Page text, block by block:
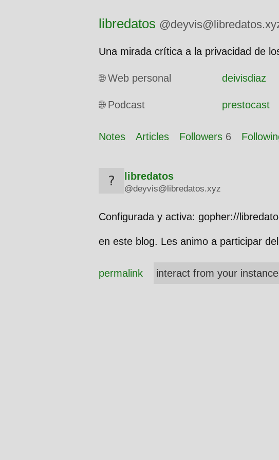
libredatos
Una mirada crítica a la privacidad de
🌐 Web personal deivisdiaz
🌐 Podcast prestocast
Notes Articles Followers 6
libredatos
@deyvis@libredatos.xyz
Configurada y activa: gopher://
en este blog. Les animo a participar
permalink interact from your instance